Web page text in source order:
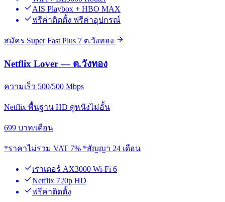
AIS Playbox + HBO MAX
ฟรีค่าติดตั้ง ฟรีค่าอุปกรณ์
สมัคร Super Fast Plus 7 ต.วังทอง
Netflix Lover — ต.วังทอง
ความเร็ว 500/500 Mbps
Netflix พื้นฐาน HD ดูหนังไม่อั้น
699 บาท/เดือน
*ราคาไม่รวม VAT 7% *สัญญา 24 เดือน
เราเตอร์ AX3000 Wi-Fi 6
Netflix 720p HD
ฟรีค่าติดตั้ง